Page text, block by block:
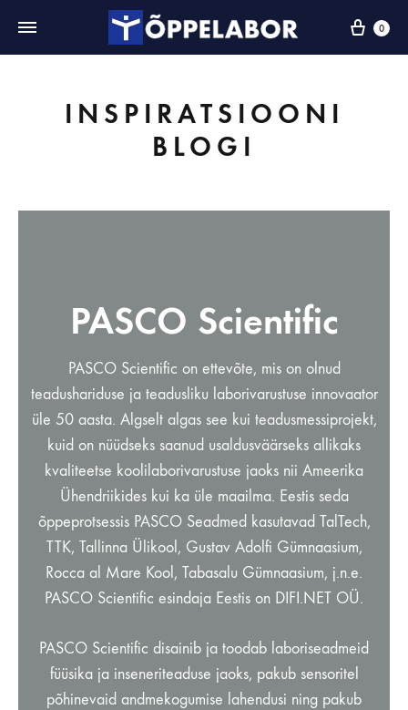
0
INSPIRATSIOONI
BLOGI
PASCO Scientific
PASCO Scientific on ettevõte, mis on olnud
teadushariduse ja teadusliku laborivarustuse innovaator
üle 50 aasta. Algselt algas see kui teadusmessiprojekt,
kuid on nüüdseks saanud usaldusväärseks allikaks
kvaliteetse koolilaborivarustuse jaoks nii Ameerika
Ühendriikides kui ka üle maailma. Eestis seda
õppeprotsessis PASCO Seadmed kasutavad TalTech,
TTK, Tallinna Ülikool, Gustav Adolfi Gümnaasium,
Rocca al Mare Kool, Tabasalu Gümnaasium, j.n.e.
PASCO Scientific esindaja Eestis on DIFI.NET OÜ.
PASCO Scientific disainib ja toodab laboriseadmeid
füüsika ja inseneriteaduse jaoks, pakub sensoritel
põhinevaid andmekogumise lahendusi ning pakub